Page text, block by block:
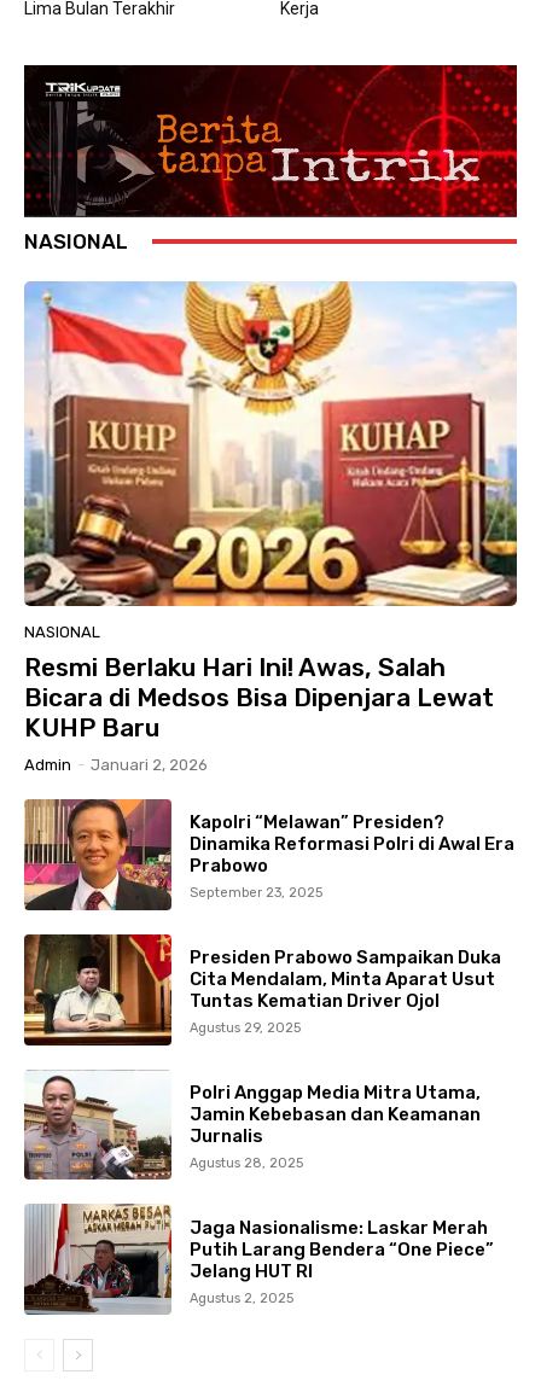
Lima Bulan Terakhir
Kerja
NASIONAL
NASIONAL
Resmi Berlaku Hari Ini! Awas, Salah
Bicara di Medsos Bisa Dipenjara Lewat
KUHP Baru
Admin - Januari 2, 2026
Kapolri “Melawan” Presiden?
Dinamika Reformasi Polri di Awal Era
Prabowo
September 23, 2025
Presiden Prabowo Sampaikan Duka
Cita Mendalam, Minta Aparat Usut
Tuntas Kematian Driver Ojol
Agustus 29, 2025
Polri Anggap Media Mitra Utama,
Jamin Kebebasan dan Keamanan
Jurnalis
Agustus 28, 2025
Jaga Nasionalisme: Laskar Merah
Putih Larang Bendera “One Piece”
Jelang HUT RI
Agustus 2, 2025